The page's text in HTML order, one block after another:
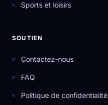
Sports et loisirs
SOUTIEN
Contactez-nous
FAQ
Politique de confidentialité